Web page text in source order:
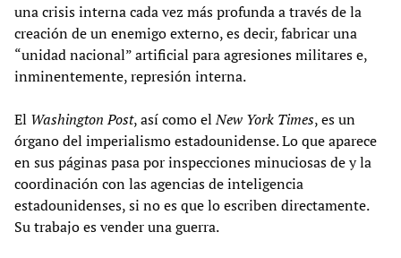
una crisis interna cada vez más profunda a través de la
creación de un enemigo externo, es decir, fabricar una
“unidad nacional” artificial para agresiones militares e,
inminentemente, represión interna.
El Washington Post, así como elNew York Times, es un
órgano del imperialismo estadounidense. Lo que aparece
en sus páginas pasa por inspecciones minuciosas de y la
coordinación con las agencias de inteligencia
estadounidenses, si no es que lo escriben directamente.
Su trabajo es vender una guerra.